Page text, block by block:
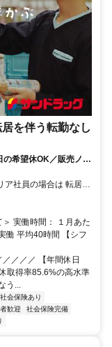
を伴う転勤なし
希望休OK／販売ノル
管理など店舗運営がメ
の場合は 転居を
実働時間： １月あた
働 平均40時間 【シフ
／／／ 【年間休日
取得率85.6%の高水準
う...
社会保険あり
歓迎
社会保険完備